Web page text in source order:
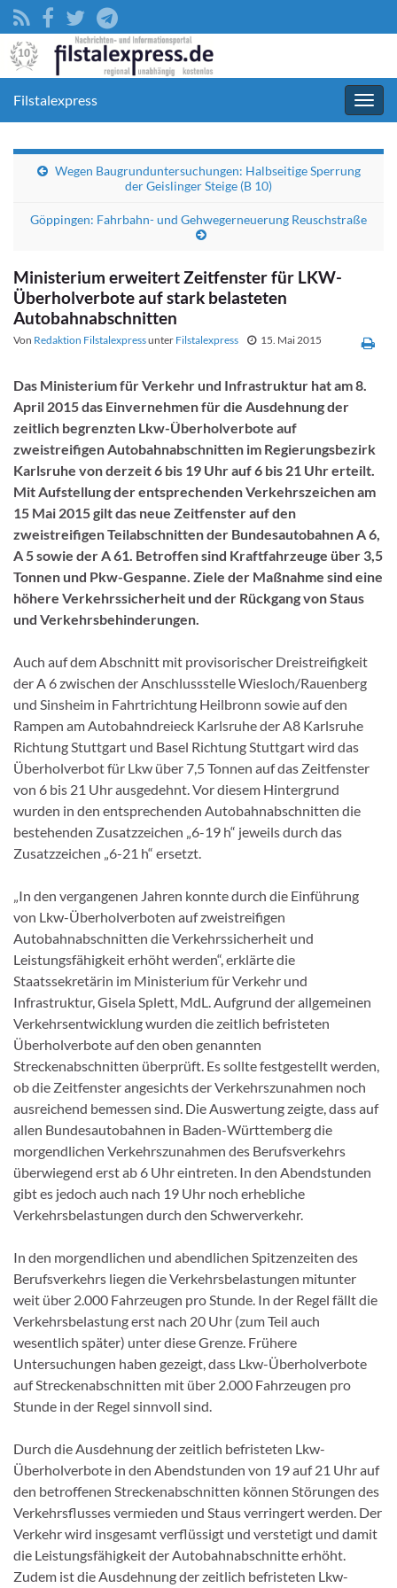
Filstalexpress
Wegen Baugrunduntersuchungen: Halbseitige Sperrung
der Geislinger Steige (B 10)
Göppingen: Fahrbahn- und Gehwegerneuerung Reuschstraße
Ministerium erweitert Zeitfenster für LKW-
Überholverbote auf stark belasteten
Autobahnabschnitten
Von Redaktion Filstalexpressunter Filstalexpress 15. Mai 2015
Das Ministerium für Verkehr und Infrastruktur hat am 8.
April 2015 das Einvernehmen für die Ausdehnung der
zeitlich begrenzten Lkw-Überholverbote auf
zweistreifigen Autobahnabschnitten im Regierungsbezirk
Karlsruhe von derzeit 6 bis 19 Uhr auf 6 bis 21 Uhr erteilt.
Mit Aufstellung der entsprechenden Verkehrszeichen am
15 Mai 2015 gilt das neue Zeitfenster auf den
zweistreifigen Teilabschnitten der Bundesautobahnen A 6,
A 5 sowie der A 61. Betroffen sind Kraftfahrzeuge über 3,5
Tonnen und Pkw-Gespanne. Ziele der Maßnahme sind eine
höhere Verkehrssicherheit und der Rückgang von Staus
und Verkehrsbehinderungen.
Auch auf dem Abschnitt mit provisorischer Dreistreifigkeit
der A 6 zwischen der Anschlussstelle Wiesloch/Rauenberg
und Sinsheim in Fahrtrichtung Heilbronn sowie auf den
Rampen am Autobahndreieck Karlsruhe der A8 Karlsruhe
Richtung Stuttgart und Basel Richtung Stuttgart wird das
Überholverbot für Lkw über 7,5 Tonnen auf das Zeitfenster
von 6 bis 21 Uhr ausgedehnt. Vor diesem Hintergrund
wurden in den entsprechenden Autobahnabschnitten die
bestehenden Zusatzzeichen „6-19 h“ jeweils durch das
Zusatzzeichen „6-21 h“ ersetzt.
„In den vergangenen Jahren konnte durch die Einführung
von Lkw-Überholverboten auf zweistreifigen
Autobahnabschnitten die Verkehrssicherheit und
Leistungsfähigkeit erhöht werden“, erklärte die
Staatssekretärin im Ministerium für Verkehr und
Infrastruktur, Gisela Splett, MdL. Aufgrund der allgemeinen
Verkehrsentwicklung wurden die zeitlich befristeten
Überholverbote auf den oben genannten
Streckenabschnitten überprüft. Es sollte festgestellt werden,
ob die Zeitfenster angesichts der Verkehrszunahmen noch
ausreichend bemessen sind. Die Auswertung zeigte, dass auf
allen Bundesautobahnen in Baden-Württemberg die
morgendlichen Verkehrszunahmen des Berufsverkehrs
überwiegend erst ab 6 Uhr eintreten. In den Abendstunden
gibt es jedoch auch nach 19 Uhr noch erhebliche
Verkehrsbelastungen durch den Schwerverkehr.
In den morgendlichen und abendlichen Spitzenzeiten des
Berufsverkehrs liegen die Verkehrsbelastungen mitunter
weit über 2.000 Fahrzeugen pro Stunde. In der Regel fällt die
Verkehrsbelastung erst nach 20 Uhr (zum Teil auch
wesentlich später) unter diese Grenze. Frühere
Untersuchungen haben gezeigt, dass Lkw-Überholverbote
auf Streckenabschnitten mit über 2.000 Fahrzeugen pro
Stunde in der Regel sinnvoll sind.
Durch die Ausdehnung der zeitlich befristeten Lkw-
Überholverbote in den Abendstunden von 19 auf 21 Uhr auf
den betroffenen Streckenabschnitten können Störungen des
Verkehrsflusses vermieden und Staus verringert werden. Der
Verkehr wird insgesamt verflüssigt und verstetigt und damit
die Leistungsfähigkeit der Autobahnabschnitte erhöht.
Zudem ist die Ausdehnung der zeitlich befristeten Lkw-